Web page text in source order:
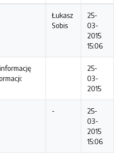
Łukasz
Sobis
25-
03-
2015
15:06
25-
03-
2015
-
25-
03-
2015
15:06